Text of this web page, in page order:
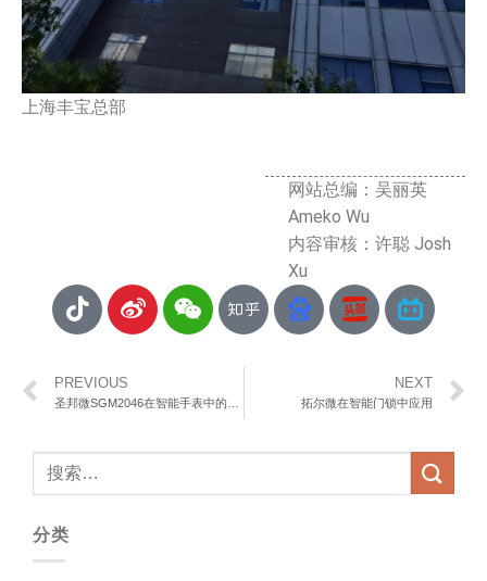
上海丰宝总部
网站总编：吴丽英
Ameko Wu
内容审核：许聪 Josh
Xu
PREVIOUS NEXT
拓尔微在智能门锁中应用
分类